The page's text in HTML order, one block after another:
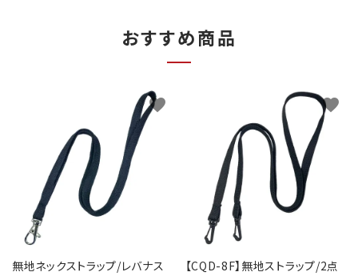
おすすめ商品
無地ネックストラップ/レバナス
favorite
【CQD-8F】無地ストラップ/2点
favorite